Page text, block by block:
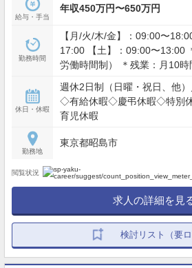
給与・手当
年収450万円〜650万円
勤務時間
【月/火/木/金】：09:00〜
17:00 【土】：09:00〜13:00
労働時間制） ＊残業：月10時
休日・休暇
週休2日制（日曜・祝日、他
◇有給休暇◇慶弔休暇◇特別
育児休暇
勤務地
東京都昭島市
閲覧状況
求人の詳細を見
検討リスト（要ロ